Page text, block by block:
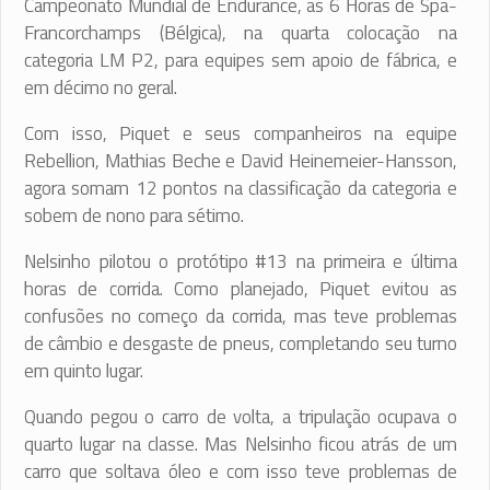
Francorchamps (Bélgica), na quarta colocação na
categoria LM P2, para equipes sem apoio de fábrica, e
em décimo no geral.
Com isso, Piquet e seus companheiros na equipe
Rebellion, Mathias Beche e David Heinemeier-Hansson,
agora somam 12 pontos na classificação da categoria e
sobem de nono para sétimo.
Nelsinho pilotou o protótipo #13 na primeira e última
horas de corrida. Como planejado, Piquet evitou as
confusões no começo da corrida, mas teve problemas
de câmbio e desgaste de pneus, completando seu turno
em quinto lugar.
Quando pegou o carro de volta, a tripulação ocupava o
quarto lugar na classe. Mas Nelsinho ficou atrás de um
carro que soltava óleo e com isso teve problemas de